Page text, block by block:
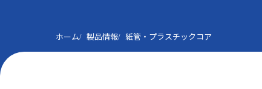
ホーム 製品情報 紙管・プラスチックコア